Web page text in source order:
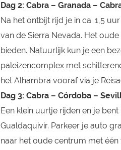
Dag 2: Cabra – Granada –
Na het ontbijt rijd je in ca. 1,5
van de Sierra Nevada. Het
bieden. Natuurlijk kun je een
paleizencomplex met
het Alhambra vooraf via je
Dag 3: Cabra – Córdoba –
Een klein uurtje rijden en je
Gualdaquivir. Parkeer je auto
naar het oude centrum met